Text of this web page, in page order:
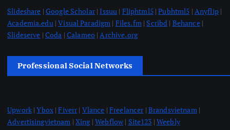
Slideshare | Google Scholar|Issuu | Fliphtml5|Pubhtml5 | Anyflip|
Academia.edu|Visual Paradigm | Files.fm| Scribd | Behance|
Slideserve | Coda | Calameo|Archive.org
Professional Social Networks
Upwork|Ybox|Fiverr| Vlance | Freelancer| Brandsvietnam|
Advertisingvietnam |Xing|Webflow| Site123 | Weebly